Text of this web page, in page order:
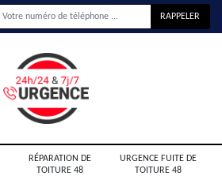
RÉPARATION DE
TOITURE 48
URGENCE FUITE DE
TOITURE 48